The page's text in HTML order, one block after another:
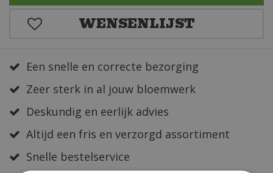
Een snelle en correcte bezorging
Zeer sterk in al jouw bloemwerk
Deskundig en eerlijk advies
Altijd een fris en verzorgd assortiment
Snelle bestelservice